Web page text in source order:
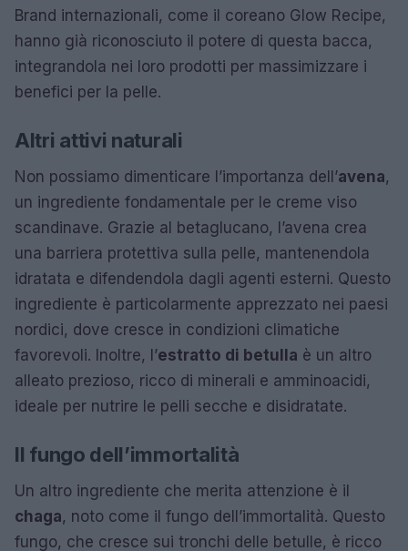
Brand internazionali, come il coreano Glow Recipe,
hanno già riconosciuto il potere di questa bacca,
integrandola nei loro prodotti per massimizzare i
benefici per la pelle.
Altri attivi naturali
Non possiamo dimenticare l’importanza dell’avena,
un ingrediente fondamentale per le creme viso
scandinave. Grazie al betaglucano, l’avena crea
una barriera protettiva sulla pelle, mantenendola
idratata e difendendola dagli agenti esterni. Questo
ingrediente è particolarmente apprezzato nei paesi
nordici, dove cresce in condizioni climatiche
favorevoli. Inoltre, l’estratto di betulla è un altro
alleato prezioso, ricco di minerali e amminoacidi,
ideale per nutrire le pelli secche e disidratate.
Il fungo dell’immortalità
Un altro ingrediente che merita attenzione è il
chaga, noto come il fungo dell’immortalità. Questo
fungo, che cresce sui tronchi delle betulle, è ricco